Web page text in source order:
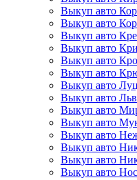
Выкуп авто
Выкуп авто
Выкуп авто
Выкуп авто
Выкуп авто
Выкуп авто
Выкуп авто
Выкуп авто
Выкуп авто
Выкуп авто
Выкуп авто
Выкуп авто
Выкуп авто
Выкуп авто